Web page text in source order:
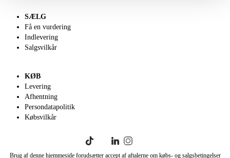
SÆLG
Få en vurdering
Indlevering
Salgsvilkår
KØB
Levering
Afhentning
Persondatapolitik
Købsvilkår
Brug af denne hjemmeside forudsætter accept af aftalerne om købs- og salgsbetingelser